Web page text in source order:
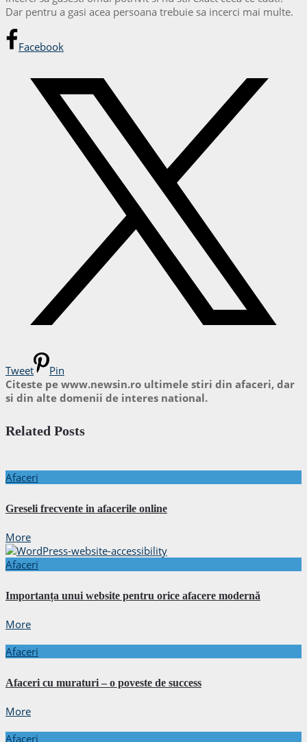
Dar pentru a gasi acea persoana trebuie sa incerci mai multe.
Facebook
Tweet
Pin
Citeste pe www.newsin.ro ultimele stiri din afaceri, dar
si din alte domenii de interes national.
Related Posts
Afaceri
Greseli frecvente in afacerile online
More
Afaceri
Importanța unui website pentru orice afacere modernă
More
Afaceri
Afaceri cu muraturi – o poveste de success
More
Afaceri